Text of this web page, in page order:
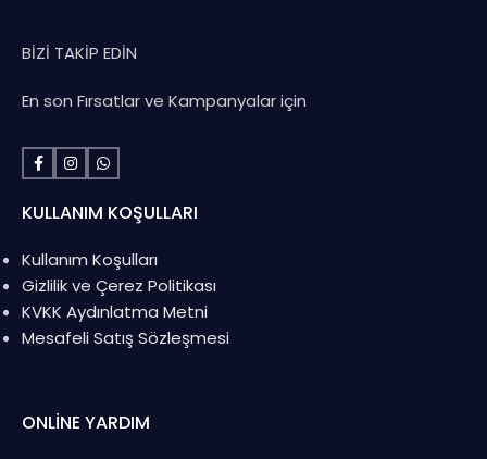
BİZİ TAKİP EDİN
En son Fırsatlar ve Kampanyalar için
KULLANIM KOŞULLARI
Kullanım Koşulları
Gizlilik ve Çerez Politikası
KVKK Aydınlatma Metni
Mesafeli Satış Sözleşmesi
ONLINE YARDIM